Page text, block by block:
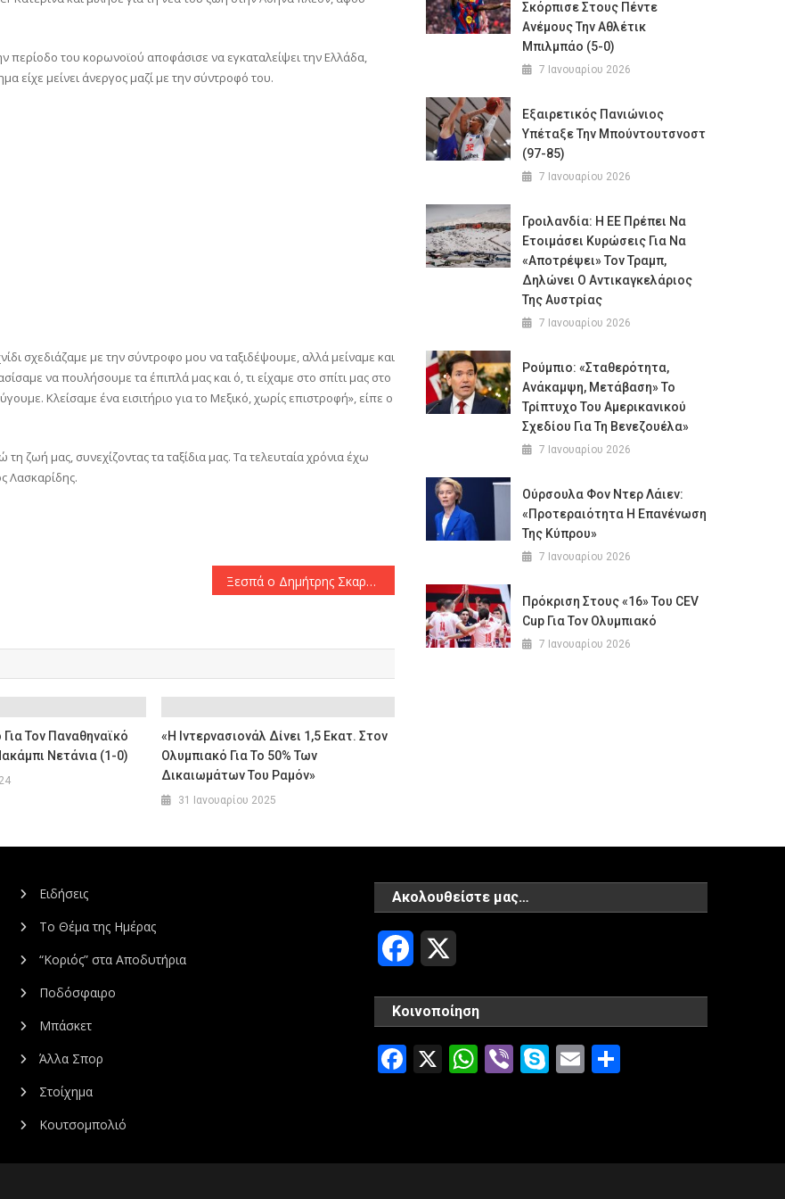
του κορωνοϊού αποφάσισε να εγκαταλείψει την Ελλάδα,
είχε μείνει άνεργος μαζί με την σύντροφό του.
σχεδιάζαμε με την σύντροφο μου να ταξιδέψουμε, αλλά μείναμε και
να πουλήσουμε τα έπιπλά μας και ό, τι είχαμε στο σπίτι μας στο
Κλείσαμε ένα εισιτήριο για το Μεξικό, χωρίς επιστροφή», είπε ο
ζωή μας, συνεχίζοντας τα ταξίδια μας. Τα τελευταία χρόνια έχω
Λασκαρίδης.
Ξεσπά ο Δημήτρης Σκαρμούτσος για το δημοσίευμα περί χωρισμού: «Εκνευριστήκαμε για το παιδί»
Τον Παναθηναϊκό
Νετάνια (1-0)
«Η Ιντερνασιονάλ Δίνει 1,5 Εκατ. Στον
Ολυμπιακό Για Το 50% Των
Δικαιωμάτων Του Ραμόν»
31 Ιανουαρίου 2025
Σκόρπισε Στους Πέντε
Ανέμους Την Αθλέτικ
Μπιλμπάο (5-0)
7 Ιανουαρίου 2026
Εξαιρετικός Πανιώνιος
Υπέταξε Την Μπούντουτσνοστ
(97-85)
7 Ιανουαρίου 2026
Γροιλανδία: Η ΕΕ Πρέπει Να
Ετοιμάσει Κυρώσεις Για Να
«αποτρέψει» Τον Τραμπ,
Δηλώνει Ο Αντικαγκελάριος
Της Αυστρίας
7 Ιανουαρίου 2026
Ρούμπιο: «Σταθερότητα,
Ανάκαμψη, Μετάβαση» Το
Τρίπτυχο Του Αμερικανικού
Σχεδίου Για Τη Βενεζουέλα»
7 Ιανουαρίου 2026
Ούρσουλα Φον Ντερ Λάιεν:
«Προτεραιότητα Η Επανένωση
Της Κύπρου»
7 Ιανουαρίου 2026
Πρόκριση Στους «16» Του CEV
Cup Για Τον Ολυμπιακό
7 Ιανουαρίου 2026
Ειδήσεις
Το Θέμα της Ημέρας
“Κοριός” στα Αποδυτήρια
Ποδόσφαιρο
Μπάσκετ
Άλλα Σπορ
Στοίχημα
Κουτσομπολιό
Ακολουθείστε μας…
Facebook
Κοινοποίηση
Facebook
X WhatsApp
ViberSkype
Email